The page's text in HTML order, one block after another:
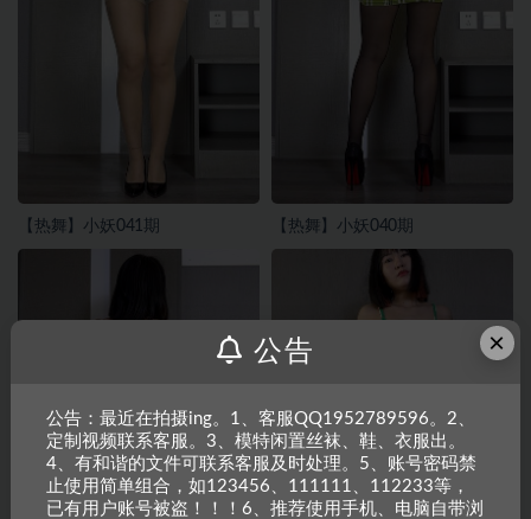
【热舞】小妖041期 【热舞】小妖040期
×
公告
公告：最近在拍摄ing。1、客服QQ1952789596。2、
定制视频联系客服。3、模特闲置丝袜、鞋、衣服出。
4、有和谐的文件可联系客服及时处理。5、账号密码禁
止使用简单组合，如123456、111111、112233等，
已有用户账号被盗！！！6、推荐使用手机、电脑自带浏